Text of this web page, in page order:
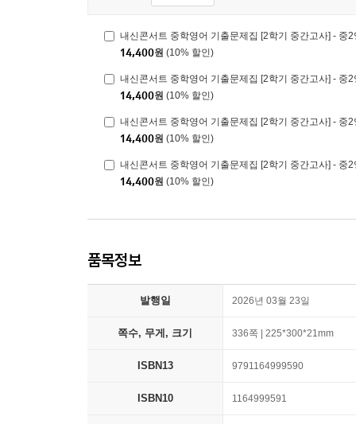
14,400원 (10% 할인)
14,400원 (10% 할인)
14,400원 (10% 할인)
14,400원 (10% 할인)
품목정보
발행일 2026년 03월 23일
쪽수, 무게, 크기 336쪽 | 225*300*21mm
ISBN13 9791164999590
ISBN10 1164999591